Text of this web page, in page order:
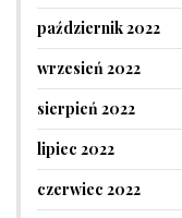
październik 2022
wrzesień 2022
sierpień 2022
lipiec 2022
czerwiec 2022